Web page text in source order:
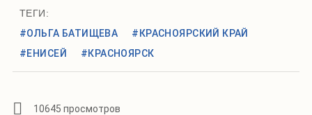
ТЕГИ:
#ОЛЬГА БАТИЩЕВА
#КРАСНОЯРСКИЙ КРАЙ
#ЕНИСЕЙ
#КРАСНОЯРСК
10645 просмотров